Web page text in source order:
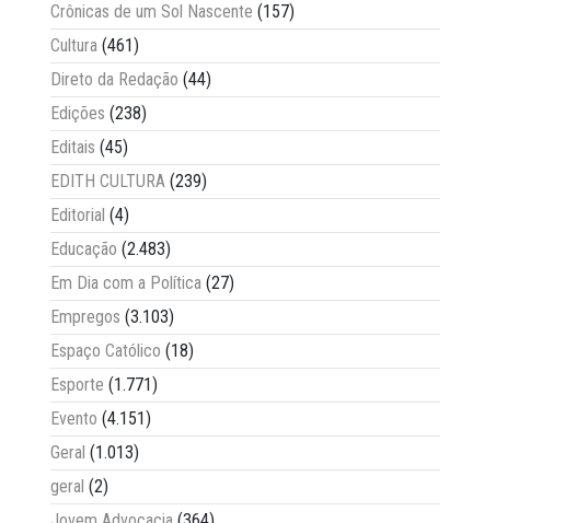
Crônicas de um Sol Nascente (157)
Cultura (461)
Direto da Redação (44)
Edições (238)
Editais (45)
EDITH CULTURA (239)
Editorial (4)
Educação (2.483)
Em Dia com a Política (27)
Empregos (3.103)
Espaço Católico (18)
Esporte (1.771)
Evento (4.151)
Geral (1.013)
geral (2)